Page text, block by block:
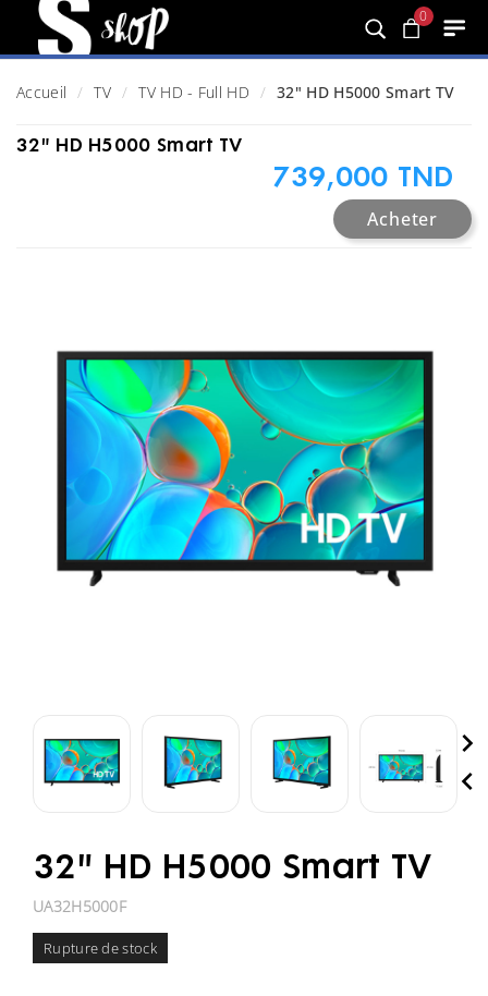
0
Accueil TV TV HD - Full HD 32" HD H5000 Smart TV
32" HD H5000 Smart TV
739,000 TND
Acheter


32" HD H5000 Smart TV
UA32H5000F
Rupture de stock